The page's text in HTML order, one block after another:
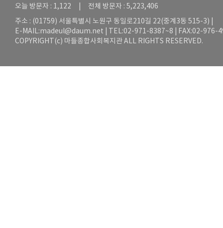
오늘 방문자 : 1,122 | 전체 방문자 : 5,223,406
주소 : (01759) 서울특별시 노원구 동일로210길 22(중계3동 515-3) |
E-MAIL:madeul@daum.net | TEL:02-971-8387~8 | FAX:02-976-
COPYRIGHT(c) 마들종합사회복지관 ALL RIGHTS RESERVED.